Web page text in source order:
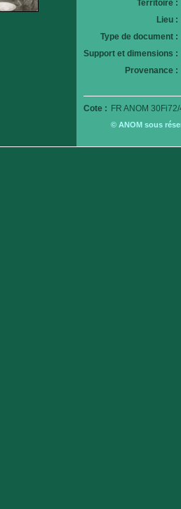
Territoire :
Lieu :
Type de document :
Support et dimensions :
Provenance :
Cote : FR ANOM
© ANOM sous